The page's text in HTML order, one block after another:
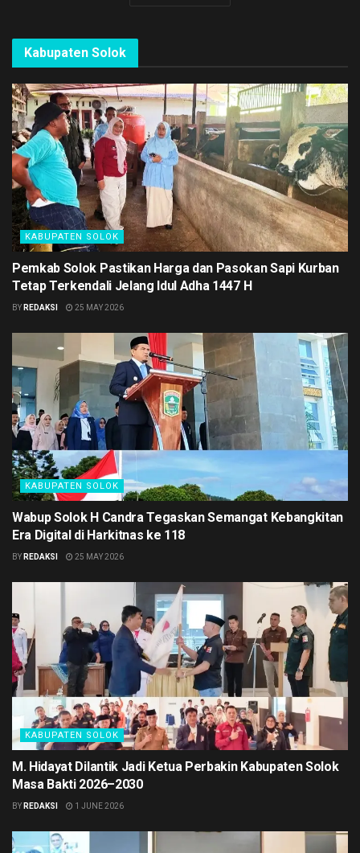
Kabupaten Solok
KABUPATEN SOLOK
Pemkab Solok Pastikan Harga dan Pasokan Sapi Kurban
Tetap Terkendali Jelang Idul Adha 1447 H
BY REDAKSI 25 MAY 2026
KABUPATEN SOLOK
Wabup Solok H Candra Tegaskan Semangat Kebangkitan
Era Digital di Harkitnas ke 118
BY REDAKSI 25 MAY 2026
KABUPATEN SOLOK
M. Hidayat Dilantik Jadi Ketua Perbakin Kabupaten Solok
Masa Bakti 2026–2030
BY REDAKSI 1 JUNE 2026